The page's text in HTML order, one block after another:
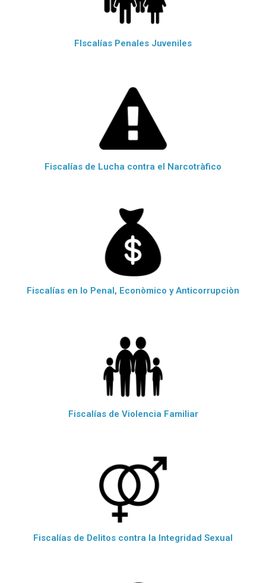
FIscalías Penales Juveniles
Fiscalías de Lucha contra el Narcotràfico
Fiscalías en lo Penal, Econòmico y Anticorrupciòn
Fiscalías de Violencia Familiar
Fiscalías de Delitos contra la Integridad Sexual